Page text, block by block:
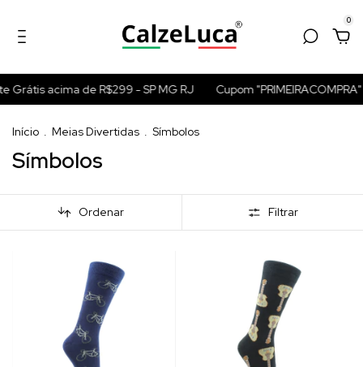
0
acima de R$299 - SP MG RJ Cupom "PRIMEIRACOMPRA"
Início . Meias Divertidas . Símbolos
Símbolos
Ordenar Filtrar